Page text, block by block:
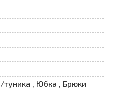
, Юбка , Брюки